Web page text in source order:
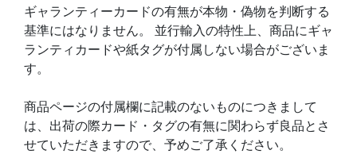
ギャランティーカードの有無が本物・偽物を判断する
基準にはなりません。 並行輸入の特性上、商品にギャ
ランティカードや紙タグが付属しない場合がございま
す。
商品ページの付属欄に記載のないものにつきまして
は、出荷の際カード・タグの有無に関わらず良品とさ
せていただきますので、予めご了承ください。